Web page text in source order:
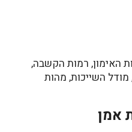
האימון, רמות הקשבה,
השייכות, מהות
אמן